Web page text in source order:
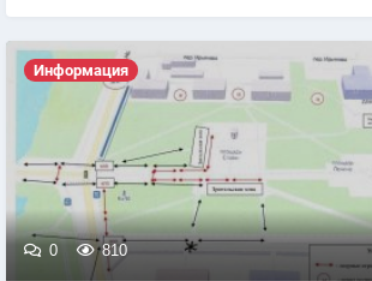
Информация
0 810